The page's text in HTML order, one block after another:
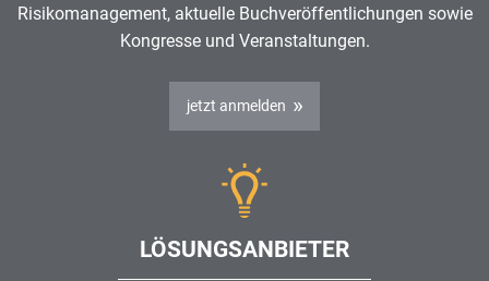
Risikomanagement, aktuelle Buchveröffentlichungen sowie
Kongresse und Veranstaltungen.
jetzt anmelden
LÖSUNGSANBIETER